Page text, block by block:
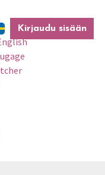
Kirjaudu sisään